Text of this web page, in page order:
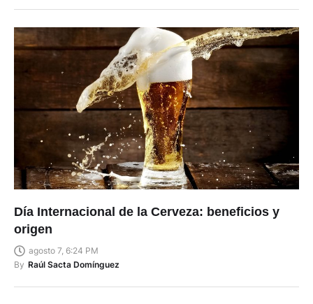
Día Internacional de la Cerveza: beneficios y
origen
agosto 7, 6:24 PM
By
Raúl Sacta Domínguez